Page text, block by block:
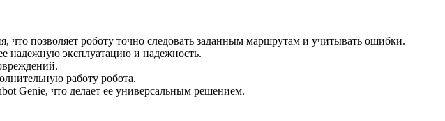
позволяет роботу точно следовать заданным маршрутам и учитывать ошибки.
надежную эксплуатацию и надежность.
работу робота.
Genie, что делает ее универсальным решением.